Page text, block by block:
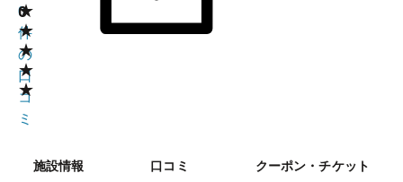
★
★
★
★
★
0
0
件
の
口
コ
ミ
施設情報 口コミ クーポン・チケット